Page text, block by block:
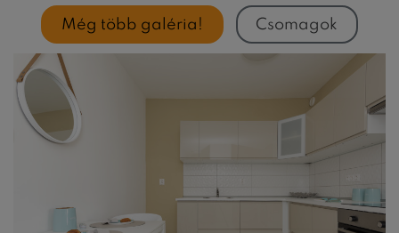
Még több galéria! Csomagok